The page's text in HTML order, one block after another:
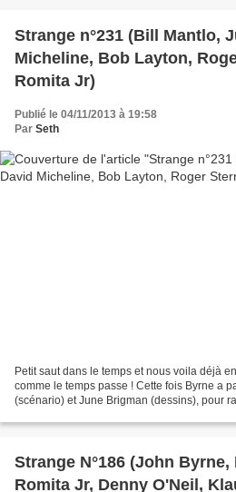
Strange n°231 (Bill Mantlo,
Micheline, Bob Layton,
Romita Jr)
Publié le 04/11/2013 à 19:58
Par Seth
Petit saut dans le temps et nous voila déjà
comme le temps passe ! Cette fois Byrne a
(scénario) et June Brigman (dessins), pour
Strange N°186 (John
Romita Jr, Denny O'Neil,